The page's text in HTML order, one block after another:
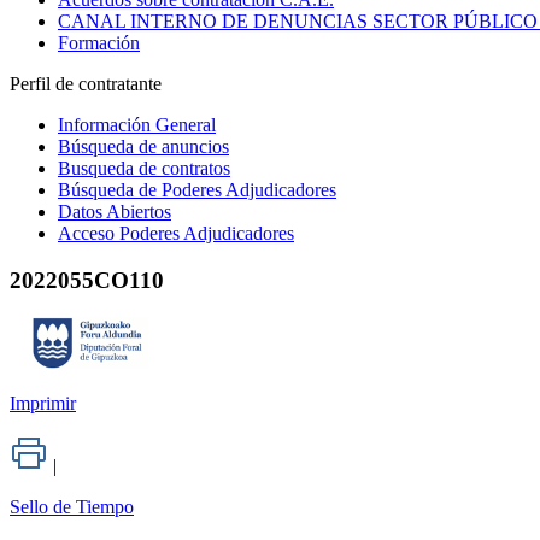
CANAL INTERNO DE DENUNCIAS SECTOR
Formación
Perfil de contratante
Información General
Búsqueda de anuncios
Busqueda de contratos
Búsqueda de Poderes Adjudicadores
Datos Abiertos
Acceso Poderes Adjudicadores
2022055CO110
Imprimir
|
Sello de Tiempo